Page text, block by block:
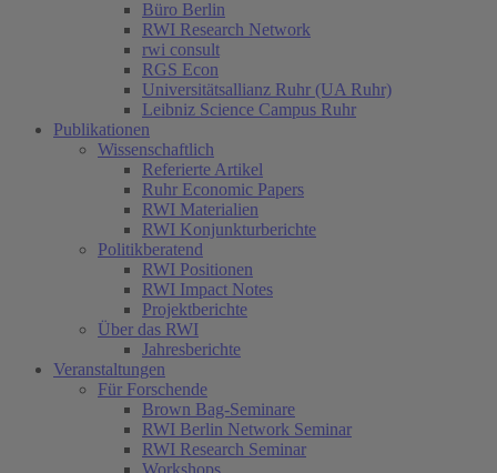
Büro Berlin
RWI Research Network
rwi consult
RGS Econ
Universitätsallianz Ruhr (UA Ruhr)
Leibniz Science Campus Ruhr
Publikationen
Wissenschaftlich
Referierte Artikel
Ruhr Economic Papers
RWI Materialien
RWI Konjunkturberichte
Politikberatend
RWI Positionen
RWI Impact Notes
Projektberichte
Über das RWI
Jahresberichte
Veranstaltungen
Für Forschende
Brown Bag-Seminare
RWI Berlin Network Seminar
RWI Research Seminar
Workshops